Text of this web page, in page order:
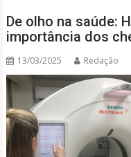
De olho na saúde:
importância dos
13/03/2025 Redação